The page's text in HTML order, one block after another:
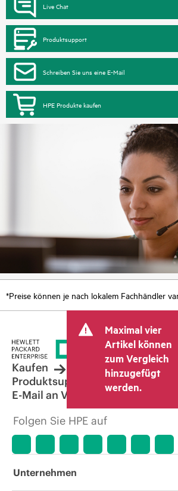
Live Chat
Produktsupport
Schreiben Sie uns eine E-Mail
HPE Produkte kaufen
*Preise können je nach lokalem Fachhändler
Maximal vier
Artikel können
zum Vergleich
hinzugefügt
werden.
Kaufen
Produktsupport
E-Mail an Vertrieb
Folgen Sie HPE auf
Unternehmen